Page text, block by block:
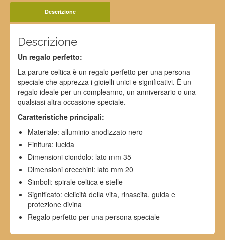
Descrizione
Descrizione
Un regalo perfetto:
La parure celtica è un regalo perfetto per una persona
speciale che apprezza i gioielli unici e significativi. È un
regalo ideale per un compleanno, un anniversario o una
qualsiasi altra occasione speciale.
Caratteristiche principali:
Materiale: alluminio anodizzato nero
Finitura: lucida
Dimensioni ciondolo: lato mm 35
Dimensioni orecchini: lato mm 20
Simboli: spirale celtica e stelle
Significato: ciclicità della vita, rinascita, guida e
protezione divina
Regalo perfetto per una persona speciale